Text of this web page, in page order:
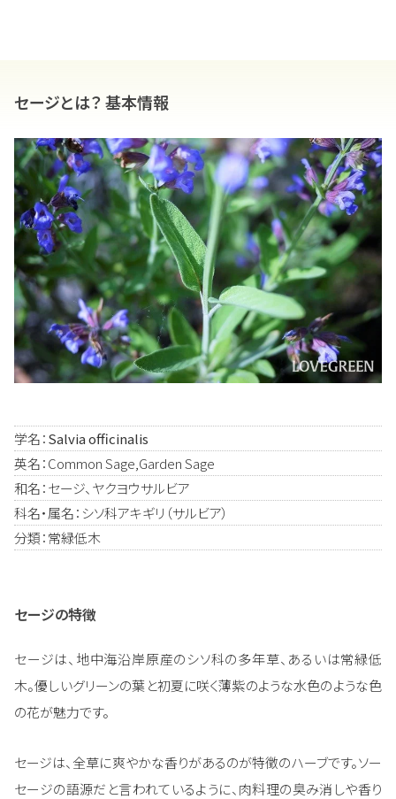
セージとは？ 基本情報
学名：Salvia officinalis
英名：Common Sage,Garden Sage
和名：セージ、ヤクヨウサルビア
科名・属名：シソ科アキギリ（サルビア）
分類：常緑低木
セージの特徴
セージは、地中海沿岸原産のシソ科の多年草、あるいは常緑低
木。優しいグリーンの葉と初夏に咲く薄紫のような水色のような色
の花が魅力です。
セージは、全草に爽やかな香りがあるのが特徴のハーブです。ソー
セージの語源だと言われているように、肉料理の臭み消しや香り